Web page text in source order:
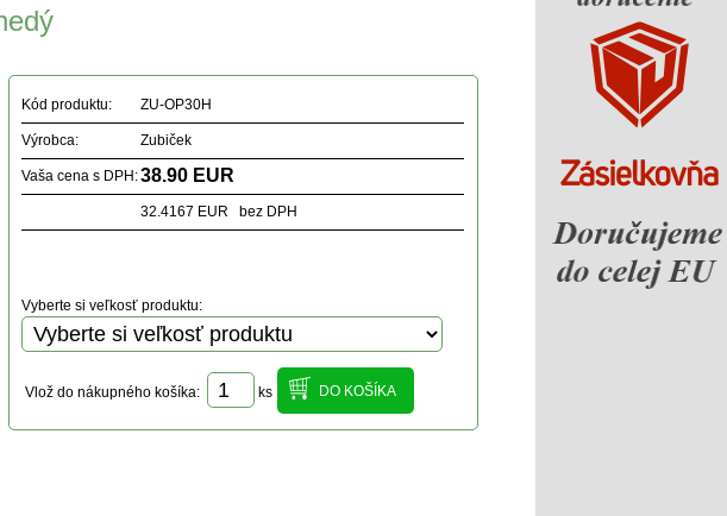
Kód produktu: ZU-OP30H
Výrobca: Zubiček
Vaša cena s DPH:38.90 EUR
32.4167 EUR bez DPH
Vyberte si veľkosť produktu:
Vlož do nákupného košíka: ks